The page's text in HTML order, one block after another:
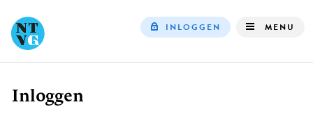
INLOGGEN MENU
Kruimelpad
Inloggen